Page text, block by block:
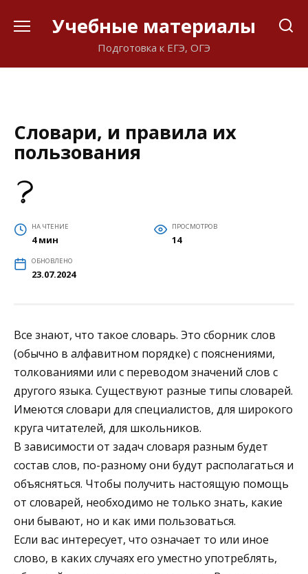
Учебные материалы
Подготовка к ЕГЭ, ОГЭ
Словари, и правила их
пользования
НА ЧТЕНИЕ
4 мин
ПРОСМОТРОВ
14
ОБНОВЛЕНО
23.07.2024
Все знают, что такое словарь. Это сборник слов
(обычно в алфавитном порядке) с пояснениями,
толкованиями или с переводом значений слов с
другого языка. Существуют разные типы словарей.
Имеются словари для специалистов, для широкого
круга читателей, для школьников.
В зависимости от задач словаря разным будет
состав слов, по-разному они будут располагаться и
объясняться. Чтобы получить настоящую помощь
от словарей, необходимо не только знать, какие
они бывают, но и как ими пользоваться.
Если вас интересует, что означает то или иное
слово, в каких случаях его уместно употреблять,